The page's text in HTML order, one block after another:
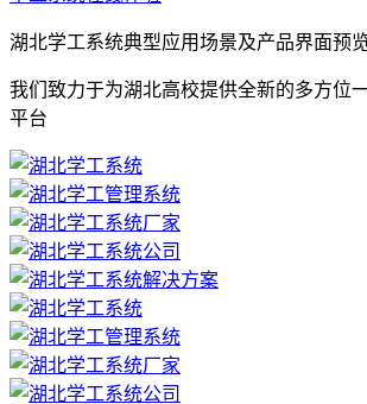
湖北学工系统典型应用场景及产品界面预
我们致力于为湖北高校提供全新的多方位
平台